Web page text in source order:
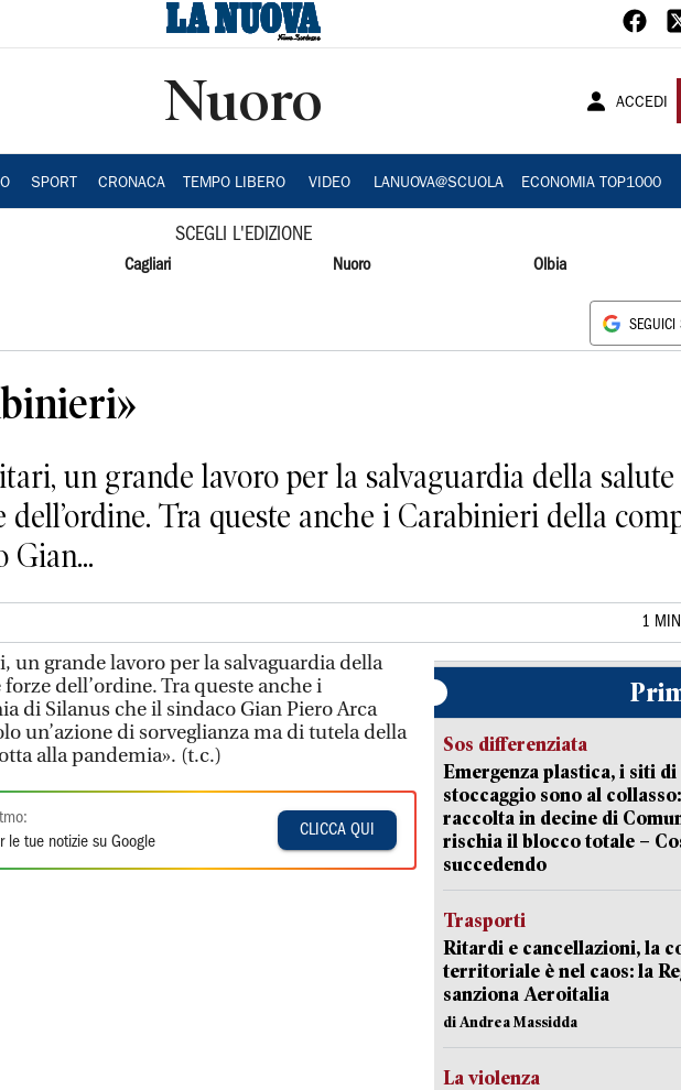
Nuoro ACCEDI
SPORT CRONACA TEMPO LIBERO VIDEO LANUOVA@SCUOLA ECONOMIA TOP1000
SCEGLI L'EDIZIONE
Cagliari Nuoro Olbia
SEGUICI
un grande lavoro per la salvaguardia della salute
Tra queste anche i Carabinieri della
Gian...
1
un grande lavoro per la salvaguardia della
dell’ordine. Tra queste anche i
di Silanus che il sindaco Gian Piero Arca
un’azione di sorveglianza ma di tutela della
alla pandemia». (t.c.)
le tue notizie su Google
CLICCA QUI
Sos differenziata
Emergenza plastica, i siti di
stoccaggio sono al
raccolta in decine di
rischia il blocco totale –
succedendo
Trasporti
Ritardi e cancellazioni, la
territoriale è nel caos: la
sanziona Aeroitalia
di Andrea Massidda
La violenza